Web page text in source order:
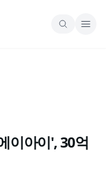
이아이', 30억